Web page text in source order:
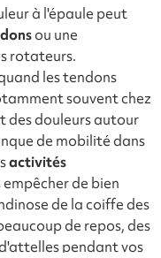
à l'épaule peut
ou une
rotateurs.
les tendons
souvent chez
des douleurs autour
de mobilité dans
activités
de bien
de la coiffe des
de repos, des
pendant vos